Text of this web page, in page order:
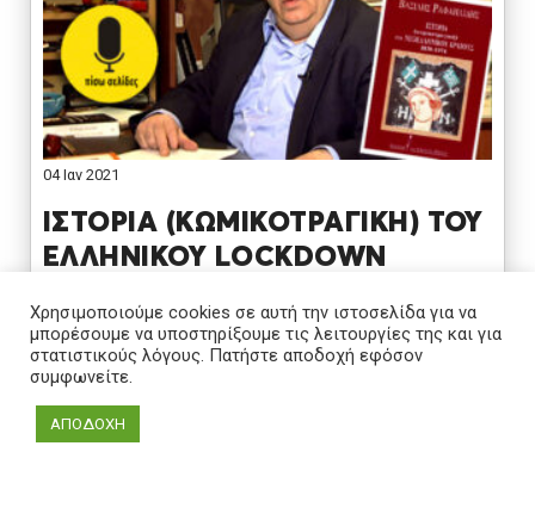
04 Ιαν 2021
ΙΣΤΟΡΙΑ (ΚΩΜΙΚΟΤΡΑΓΙΚΗ) ΤΟΥ
ΕΛΛΗΝΙΚΟΥ LOCKDOWN
Επιστρέφοντας από… Ντουμπάι, ανοίγουμε το 2021 με
Βασίλη Ραφαηλίδη, τώρα που ο Αδωνις μας καλεί να
μην ρωτάμε πολλά για τον κορονοϊό αφού φέτος
γιορτάζουμε
Χρησιμοποιούμε cookies σε αυτή την ιστοσελίδα για να
μπορέσουμε να υποστηρίξουμε τις λειτουργίες της και για
στατιστικούς λόγους. Πατήστε αποδοχή εφόσον
συμφωνείτε.
ΑΠΟΔΟΧΗ